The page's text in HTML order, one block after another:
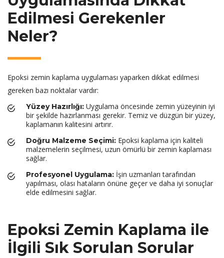
Edilmesi Gerekenler
Neler?
Epoksi zemin kaplama uygulaması yaparken dikkat edilmesi
gereken bazı noktalar vardır:
Yüzey Hazırlığı: Uygulama öncesinde zemin yüzeyinin iyi
bir şekilde hazırlanması gerekir. Temiz ve düzgün bir yüzey,
kaplamanın kalitesini artırır.
Doğru Malzeme Seçimi: Epoksi kaplama için kaliteli
malzemelerin seçilmesi, uzun ömürlü bir zemin kaplaması
sağlar.
Profesyonel Uygulama: İşin uzmanları tarafından
yapılması, olası hataların önüne geçer ve daha iyi sonuçlar
elde edilmesini sağlar.
Epoksi Zemin Kaplama ile
İlgili Sık Sorulan Sorular